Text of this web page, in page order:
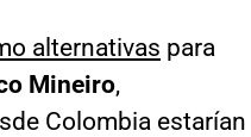
alternativas para
Mineiro,
Colombia estarían